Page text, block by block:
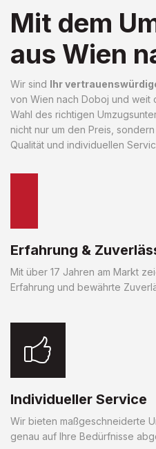
Mit dem
aus Wien
Wir sind Ihr
von Wien nach Doboj und weit
Wahl des richtigen
nicht nur um den Preis, sondern
Qualität und individuellen
Erfahrung &
Mit über 17 Jahren am Markt
Erfahrung und bewährte
Individueller Service
Wir bieten maßgeschneiderte
genau auf Ihre Bedürfnisse